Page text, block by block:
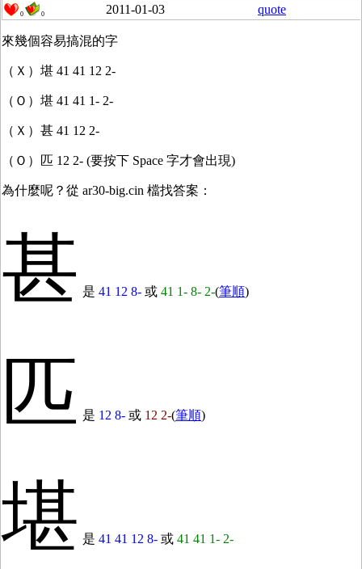
0 0 2011-01-03 quote
來幾個容易搞混的字
（Ｘ）堪 41 41 12 2-
（Ｏ）堪 41 41 1- 2-
（Ｘ）甚 41 12 2-
（Ｏ）匹 12 2- (要按下 Space 字才會出現)
為什麼呢？從 ar30-big.cin 檔找答案：
甚 是 41 12 8- 或 41 1- 8- 2-(筆順)
匹 是 12 8- 或 12 2-(筆順)
堪 是 41 41 12 8- 或 41 41 1- 2-